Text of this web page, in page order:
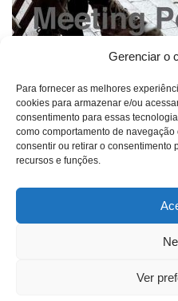
Gerenciar o
Para fornecer as melhores
cookies para armazenar e/ou
consentimento para essas
como comportamento de
consentir ou retirar o consentimento
recursos e funções.
Ver
Navegação
de
post
Common Action 2016,
SONIA
©Sonia Guggisberg - 2021 -